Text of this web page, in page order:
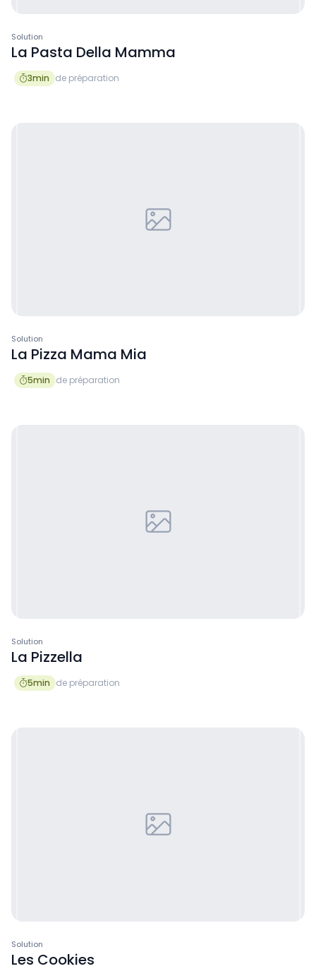
Solution
La Pasta Della Mamma
3min de préparation
Solution
La Pizza Mama Mia
5min de préparation
Solution
La Pizzella
5min de préparation
Solution
Les Cookies